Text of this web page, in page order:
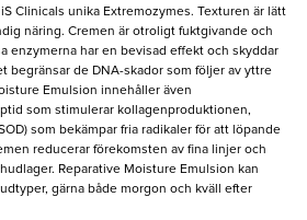
Clinicals unika Extremozymes. Texturen är lätt
näring. Cremen är otroligt fuktgivande och
enzymerna har en bevisad effekt och skyddar
begränsar de DNA-skador som följer av yttre
Emulsion innehåller även
som stimulerar kollagenproduktionen,
som bekämpar fria radikaler för att löpande
reducerar förekomsten av fina linjer och
Reparative Moisture Emulsion kan
gärna både morgon och kväll efter